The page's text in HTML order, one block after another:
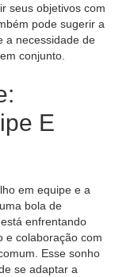
seus objetivos com
pode sugerir a
a necessidade de
conjunto.
E
em equipe e a
bola de
enfrentando
e colaboração com
Esse sonho
se adaptar a